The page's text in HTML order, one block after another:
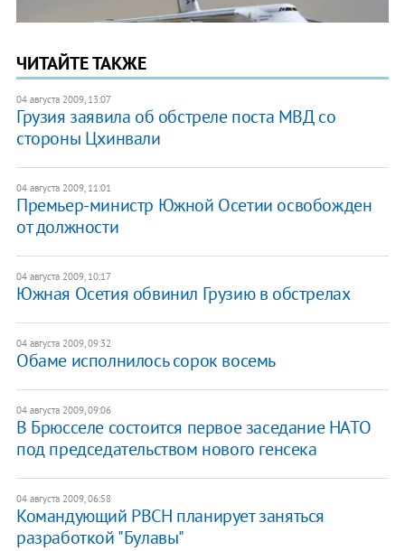
ЧИТАЙТЕ ТАКЖЕ
04 августа 2009, 13:07
Грузия заявила об обстреле поста МВД со
стороны Цхинвали
04 августа 2009, 11:01
Премьер-министр Южной Осетии освобожден
от должности
04 августа 2009, 10:17
Южная Осетия обвинил Грузию в обстрелах
04 августа 2009, 09:32
Обаме исполнилось сорок восемь
04 августа 2009, 09:06
В Брюсселе состоится первое заседание НАТО
под председательством нового генсека
04 августа 2009, 06:58
Командующий РВСН планирует заняться
разработкой "Булавы"